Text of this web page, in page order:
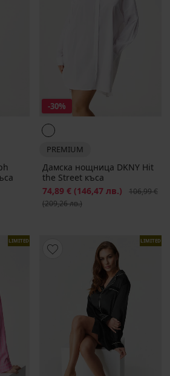
-30%
PREMIUM
Дамска нощница DKNY Hit
the Street къса
Намаление
74,89 € (146,47 лв.)
106,99 €
(209,26 лв.)
LIMITED LIMITED